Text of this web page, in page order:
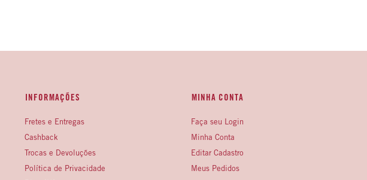
INFORMAÇÕES
Fretes e Entregas
Cashback
Trocas e Devoluções
Política de Privacidade
MINHA CONTA
Faça seu Login
Minha Conta
Editar Cadastro
Meus Pedidos